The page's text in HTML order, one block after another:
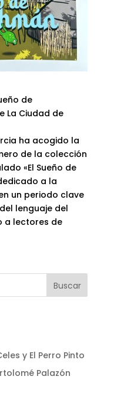
de
La Ciudad de
ha acogido la
de la colección
«El Sueño de
a la
un periodo clave
lenguaje del
a lectores de
y El Perro Pinto
Palazón